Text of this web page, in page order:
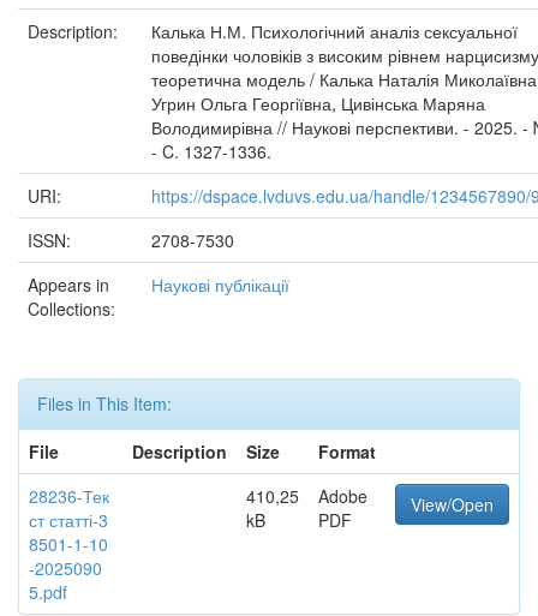
Description:
Калька Н.М. Психологічний аналіз сексуальної
поведінки чоловіків з високим рівнем
теоретична модель / Калька Наталія
Угрин Ольга Георгіївна, Цивінська Маряна
Володимирівна // Наукові перспективи. - 2025.
- C. 1327-1336.
URI:
https://dspace.lvduvs.edu.ua/handle/1234567890/
ISSN:
2708-7530
Appears in
Collections:
Наукові публікації
Files in This Item:
File
Description Size
Format
28236-Тек
ст статті-3
8501-1-10
-2025090
5.pdf
410,25
kB
Adobe
PDF
View/Open